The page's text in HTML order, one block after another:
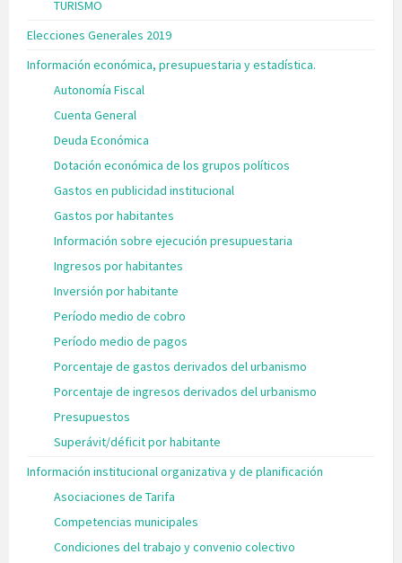
TURISMO
Elecciones Generales 2019
Información económica, presupuestaria y estadística.
Autonomía Fiscal
Cuenta General
Deuda Económica
Dotación económica de los grupos políticos
Gastos en publicidad institucional
Gastos por habitantes
Información sobre ejecución presupuestaria
Ingresos por habitantes
Inversión por habitante
Período medio de cobro
Período medio de pagos
Porcentaje de gastos derivados del urbanismo
Porcentaje de ingresos derivados del urbanismo
Presupuestos
Superávit/déficit por habitante
Información institucional organizativa y de planificación
Asociaciones de Tarifa
Competencias municipales
Condiciones del trabajo y convenio colectivo